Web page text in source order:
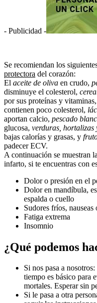
- Publicidad -
Se recomiendan los
protectora del corazón:
El aceite de oliva en crudo,
disminuye el colesterol,
por sus proteínas y vitaminas,
contienen poco colesterol,
aportan calcio, pescado
glucosa, verduras, hortalizas
bajas calorías y grasas, y
padecer ECV.
A continuación se muestran
infarto, si te encuentras con
Dolor o presión en el
Dolor en mandíbula,
espalda o cuello
Sudores fríos, nauseas
Fatiga extrema
Insomnio
¿Qué podemos
Si nos pasa a
tiempo es básico para
mortales. Esperar sin
Si le pasa a otra